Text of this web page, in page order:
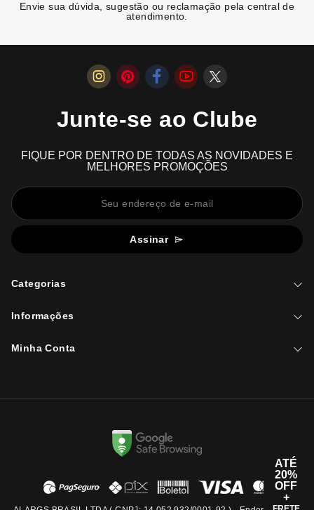
Envie sua dúvida, sugestão ou reclamação pela central de
atendimento.
Junte-se ao Clube
FIQUE POR DENTRO DE TODAS AS NOVIDADES E
MELHORES PROMOÇÕES
Assinar
Categorias
Informações
Minha Conta
ATÉ
20%
OFF
+